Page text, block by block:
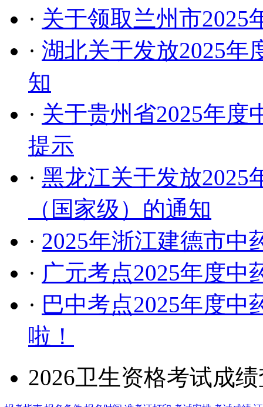
· 关于领取兰州市2025
· 湖北关于发放2025年
知
· 关于贵州省2025年度
提示
· 黑龙江关于发放2025
（国家级）的通知
· 2025年浙江建德市中
· 广元考点2025年度中
· 巴中考点2025年度中
啦！
2026卫生资格考试成